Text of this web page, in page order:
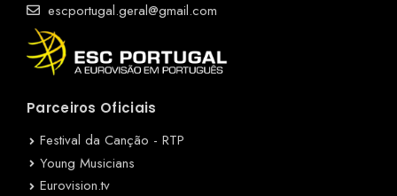
escportugal.geral@gmail.com
Parceiros Oficiais
Festival da Canção - RTP
Young Musicians
Eurovision.tv